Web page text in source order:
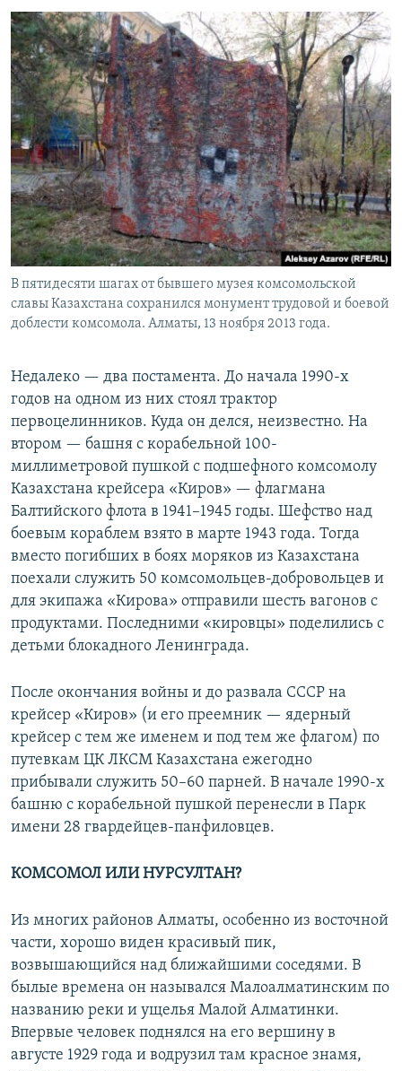
В пятидесяти шагах от бывшего музея комсомольской
славы Казахстана сохранился монумент трудовой и боевой
доблести комсомола. Алматы, 13 ноября 2013 года.
Недалеко — два постамента. До начала 1990-х
годов на одном из них стоял трактор
первоцелинников. Куда он делся, неизвестно. На
втором — башня с корабельной 100-
миллиметровой пушкой с подшефного комсомолу
Казахстана крейсера «Киров» — флагмана
Балтийского флота в 1941–1945 годы. Шефство над
боевым кораблем взято в марте 1943 года. Тогда
вместо погибших в боях моряков из Казахстана
поехали служить 50 комсомольцев-добровольцев и
для экипажа «Кирова» отправили шесть вагонов с
продуктами. Последними «кировцы» поделились с
детьми блокадного Ленинграда.
После окончания войны и до развала СССР на
крейсер «Киров» (и его преемник — ядерный
крейсер с тем же именем и под тем же флагом) по
путевкам ЦК ЛКСМ Казахстана ежегодно
прибывали служить 50–60 парней. В начале 1990-х
башню с корабельной пушкой перенесли в Парк
имени 28 гвардейцев-панфиловцев.
КОМСОМОЛ ИЛИ НУРСУЛТАН?
Из многих районов Алматы, особенно из восточной
части, хорошо виден красивый пик,
возвышающийся над ближайшими соседями. В
былые времена он назывался Малоалматинским по
названию реки и ущелья Малой Алматинки.
Впервые человек поднялся на его вершину в
августе 1929 года и водрузил там красное знамя,